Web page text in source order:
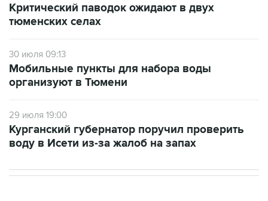
Критический паводок ожидают в двух
тюменских селах
30 июля 09:13
Мобильные пункты для набора воды
организуют в Тюмени
29 июля 19:00
Курганский губернатор поручил проверить
воду в Исети из-за жалоб на запах